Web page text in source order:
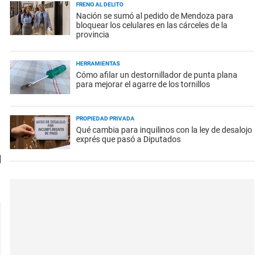
FRENO AL DELITO
Nación se sumó al pedido de Mendoza para
bloquear los celulares en las cárceles de la
provincia
HERRAMIENTAS
Cómo afilar un destornillador de punta plana
para mejorar el agarre de los tornillos
PROPIEDAD PRIVADA
Qué cambia para inquilinos con la ley de desalojo
exprés que pasó a Diputados